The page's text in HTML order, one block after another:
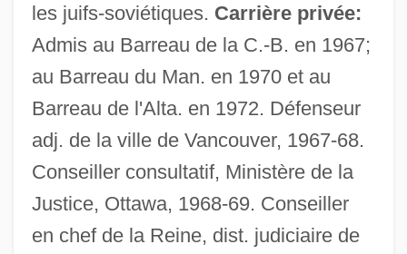
les juifs-soviétiques. Carrière privée:
Admis au Barreau de la C.-B. en 1967;
au Barreau du Man. en 1970 et au
Barreau de l'Alta. en 1972. Défenseur
adj. de la ville de Vancouver, 1967-68.
Conseiller consultatif, Ministère de la
Justice, Ottawa, 1968-69. Conseiller
en chef de la Reine, dist. judiciaire de